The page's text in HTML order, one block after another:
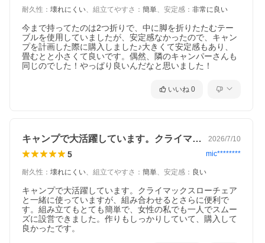
す。
シーンに溶け込む「軽
量」ウッドテーブルで贅
沢な休日を
耐久性 ： 壊れにくい、 組立てやすさ ： 簡単、 安定感 ： 非常に良い
今まで持ってたのは2つ折りで、中に脚を折りたたむテー
ブルを使用していましたが、安定感なかったので、キャン
プを計画した際に購入しました♪大きくて安定感もあり、
畳むとと小さくて良いです。偶然、隣のキャンパーさんも
同じのでした！やっぱり良いんだなと思いました！
いいね 0
キャンプで大活躍しています。クライマッ… 2026/7/10
5 mic********
耐久性 ： 壊れにくい、 組立てやすさ ： 簡単、 安定感 ： 良い
キャンプで大活躍しています。クライマックスローチェア
と一緒に使っていますが、組み合わせるとさらに便利で
す。組み立てもとても簡単で、女性の私でも一人でスムー
ズに設営できました。作りもしっかりしていて、購入して
良かったです。